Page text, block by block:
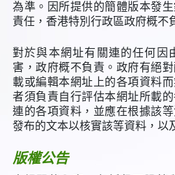
為準。因所提供的簡體版本發
責任，香港特別行政區政府概不
對於與本網址有關連的任何因
害，政府概不負責。政府有絕
載或編輯本網址上的各項資料
者須負責自行評估本網址所載
連的各項資料，並應在根據該
發布的文本以核實該等資料，以
版權公告